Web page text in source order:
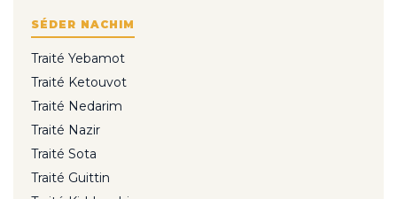
SÉDER NACHIM
Traité Yebamot
Traité Ketouvot
Traité Nedarim
Traité Nazir
Traité Sota
Traité Guittin